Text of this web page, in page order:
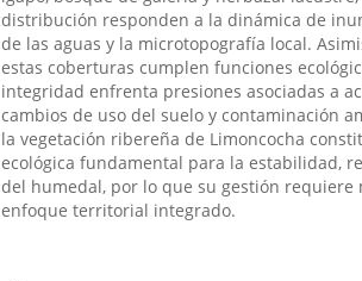
distribución responden a la dinámica de
de las aguas y la microtopografía local.
estas coberturas cumplen funciones
integridad enfrenta presiones asociadas a
cambios de uso del suelo y contaminación
la vegetación ribereña de Limoncocha
ecológica fundamental para la estabilidad,
del humedal, por lo que su gestión requiere
enfoque territorial integrado.